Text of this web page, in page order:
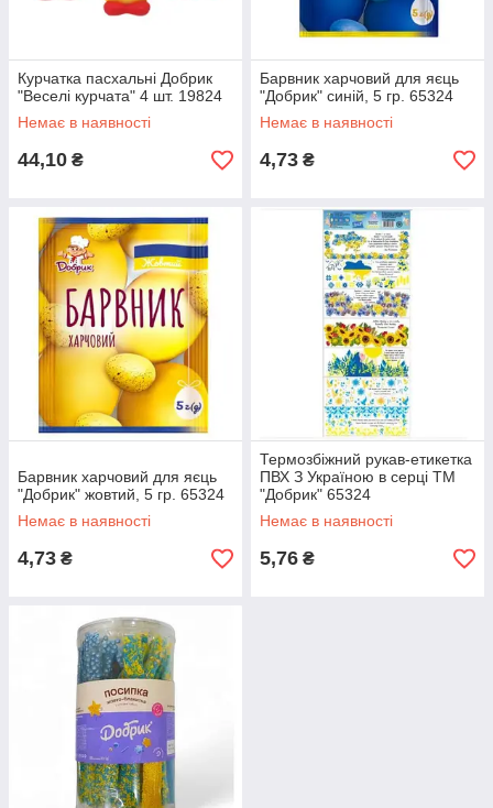
Курчатка пасхальні Добрик
"Веселі курчата" 4 шт. 19824
Немає в наявності
44,10 ₴
Барвник харчовий для яєць
"Добрик" синій, 5 гр. 65324
Немає в наявності
4,73 ₴
Барвник харчовий для яєць
"Добрик" жовтий, 5 гр. 65324
Немає в наявності
4,73 ₴
Термозбіжний рукав-етикетка
ПВХ З Україною в серці ТМ
"Добрик" 65324
Немає в наявності
5,76 ₴